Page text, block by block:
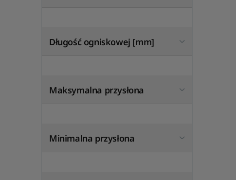
Długość ogniskowej [mm]
Maksymalna przysłona
Minimalna przysłona